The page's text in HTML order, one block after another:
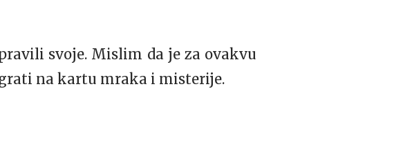
svoje. Mislim da je za ovakvu
na kartu mraka i misterije.